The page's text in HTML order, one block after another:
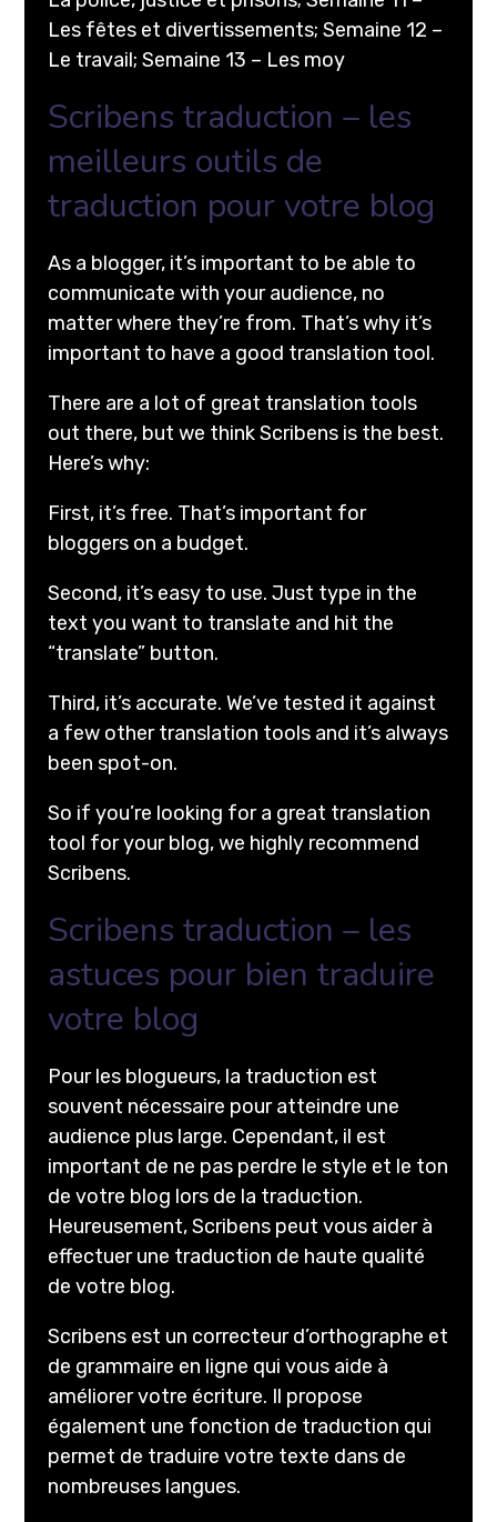
Les fêtes et divertissements; Semaine 12 –
Le travail; Semaine 13 – Les moy
Scribens traduction – les
meilleurs outils de
traduction pour votre blog
As a blogger, it’s important to be able to
communicate with your audience, no
matter where they’re from. That’s why it’s
important to have a good translation tool.
There are a lot of great translation tools
out there, but we think Scribens is the best.
Here’s why:
First, it’s free. That’s important for
bloggers on a budget.
Second, it’s easy to use. Just type in the
text you want to translate and hit the
“translate” button.
Third, it’s accurate. We’ve tested it against
a few other translation tools and it’s always
been spot-on.
So if you’re looking for a great translation
tool for your blog, we highly recommend
Scribens.
Scribens traduction – les
astuces pour bien traduire
votre blog
Pour les blogueurs, la traduction est
souvent nécessaire pour atteindre une
audience plus large. Cependant, il est
important de ne pas perdre le style et le ton
de votre blog lors de la traduction.
Heureusement, Scribens peut vous aider à
effectuer une traduction de haute qualité
de votre blog.
Scribens est un correcteur d’orthographe et
de grammaire en ligne qui vous aide à
améliorer votre écriture. Il propose
également une fonction de traduction qui
permet de traduire votre texte dans de
nombreuses langues.